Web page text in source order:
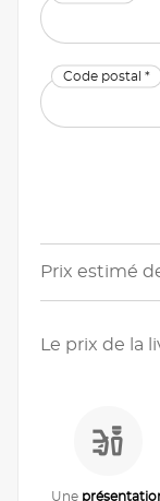
Code postal *
Prix estimé
Le prix de la
Une